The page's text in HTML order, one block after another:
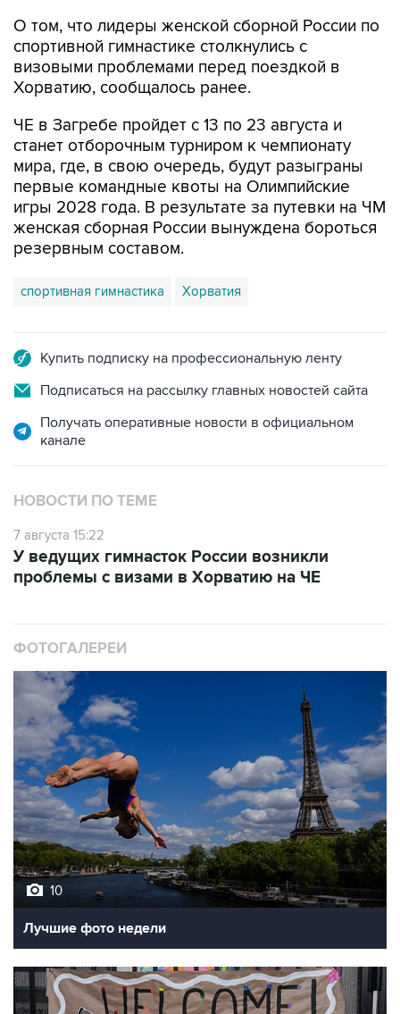
О том, что лидеры женской сборной России по
спортивной гимнастике столкнулись с
визовыми проблемами перед поездкой в
Хорватию, сообщалось ранее.
ЧЕ в Загребе пройдет с 13 по 23 августа и
станет отборочным турниром к чемпионату
мира, где, в свою очередь, будут разыграны
первые командные квоты на Олимпийские
игры 2028 года. В результате за путевки на ЧМ
женская сборная России вынуждена бороться
резервным составом.
спортивная гимнастика Хорватия
Купить подписку на профессиональную ленту
Подписаться на рассылку главных новостей сайта
Получать оперативные новости в официальном
канале
НОВОСТИ ПО ТЕМЕ
7 августа 15:22
У ведущих гимнасток России возникли
проблемы с визами в Хорватию на ЧЕ
ФОТОГАЛЕРЕИ
10
Лучшие фото недели